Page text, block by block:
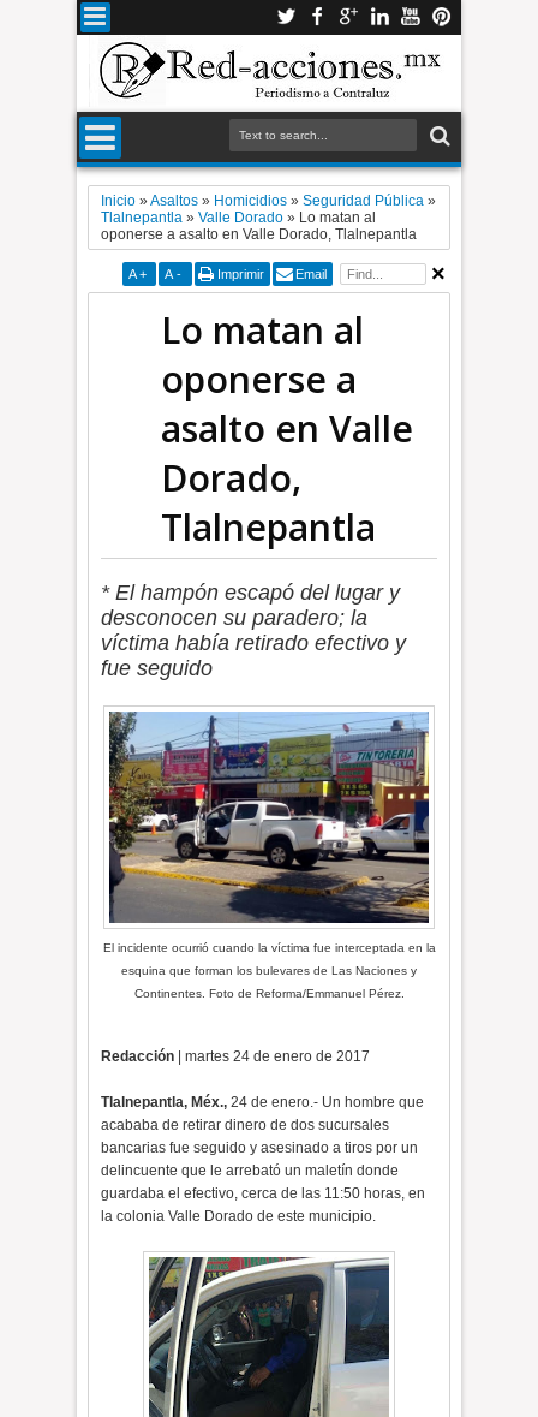
Inicio »Asaltos » Homicidios »Seguridad Pública »
Tlalnepantla »Valle Dorado » Lo matan al
oponerse a asalto en Valle Dorado, Tlalnepantla
A + A - Imprimir Email
Lo matan al
oponerse a
asalto en Valle
Dorado,
Tlalnepantla
* El hampón escapó del lugar y
desconocen su paradero; la
víctima había retirado efectivo y
fue seguido
El incidente ocurrió cuando la víctima fue interceptada en la
esquina que forman los bulevares de Las Naciones y
Continentes. Foto de Reforma/Emmanuel Pérez.
Redacción | martes 24 de enero de 2017
Tlalnepantla, Méx.,24 de enero.- Un hombre que
acababa de retirar dinero de dos sucursales
bancarias fue seguido y asesinado a tiros por un
delincuente que le arrebató un maletín donde
guardaba el efectivo, cerca de las 11:50 horas, en
la colonia Valle Dorado de este municipio.